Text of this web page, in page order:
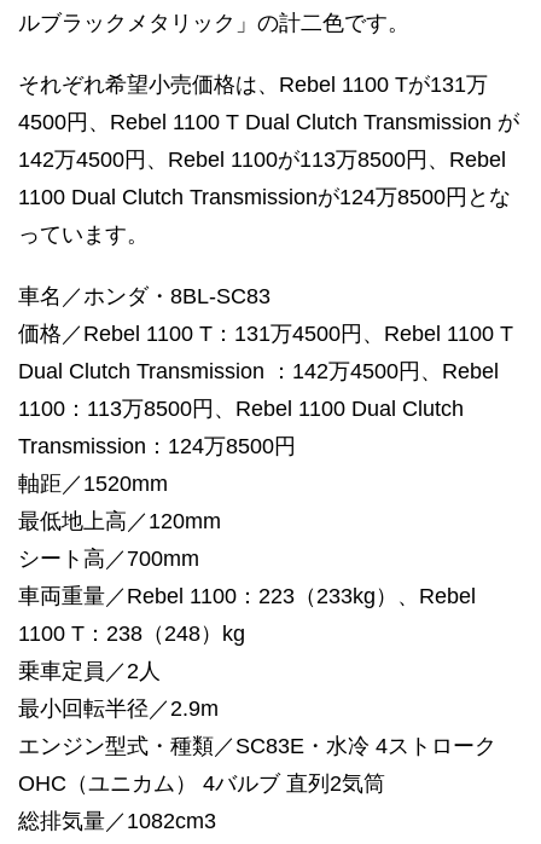
ルブラックメタリック」の計二色です。
それぞれ希望小売価格は、Rebel 1100 Tが131万
4500円、Rebel 1100 T Dual Clutch Transmission が
142万4500円、Rebel 1100が113万8500円、Rebel
1100 Dual Clutch Transmissionが124万8500円とな
っています。
車名／ホンダ・8BL-SC83
価格／Rebel 1100 T：131万4500円、Rebel 1100 T
Dual Clutch Transmission ：142万4500円、Rebel
1100：113万8500円、Rebel 1100 Dual Clutch
Transmission：124万8500円
軸距／1520mm
最低地上高／120mm
シート高／700mm
車両重量／Rebel 1100：223（233kg）、Rebel
1100 T：238（248）kg
乗車定員／2人
最小回転半径／2.9m
エンジン型式・種類／SC83E・水冷 4ストローク
OHC（ユニカム） 4バルブ 直列2気筒
総排気量／1082cm3